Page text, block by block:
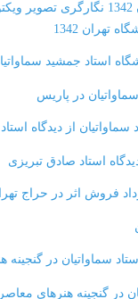
نگارگری تصویر
تهران 1342
استاد جمشید
در پاریس
سماواتیان از دیدگاه
استاد صادق تبریزی
فروش اثر در حراج
سماواتیان در
در گنجینه هنرهای